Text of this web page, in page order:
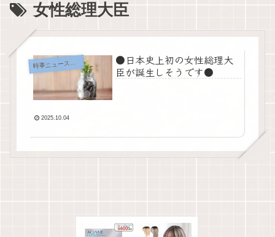
女性総理大臣
時
事ニュース・考察
●日本史上初の女性総理大
臣が誕生しそうです●
2025.10.04